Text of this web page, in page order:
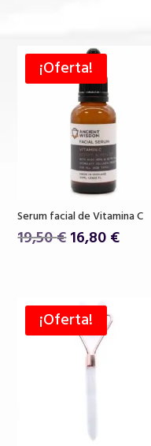
¡Oferta!
Serum facial de Vitamina C
19,50€El
era:
19,50 €.
16,80€El
¡Oferta!